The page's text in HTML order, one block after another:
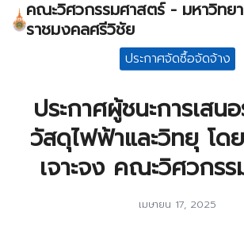
Skip คณะวิศวกรรมศาสตร์ - มหาวิทยา
ราชมงคลศรีวิชัย
ประกาศจัดซื้อจัดจ้าง
ประกาศผู้ชนะการเสน
วัสดุไฟฟ้าและวิทยุ โด
เจาะจง คณะวิศวกร
เมษายน 17, 2025